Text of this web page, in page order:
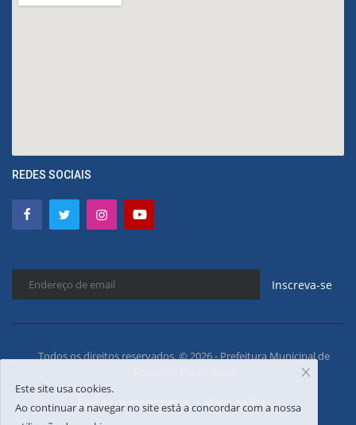
REDES SOCIAIS
Inscreva-se
Todos os direitos reservados. © 2026 - Prefeitura Municipal de
Política de Privacidades Mapa do Site
Este site usa cookies.
Ao continuar a navegar no site está a concordar com a nossa